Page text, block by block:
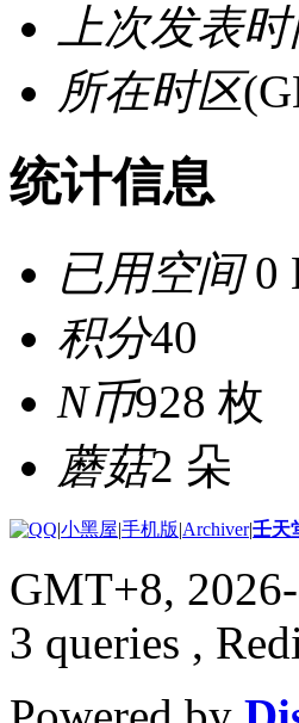
上次发表
所在时区
统计信息
已用空间0
积分40
N币928 枚
蘑菇2 朵
|小黑屋|手机版|Archiver|壬天
GMT+8,
3 queries ,